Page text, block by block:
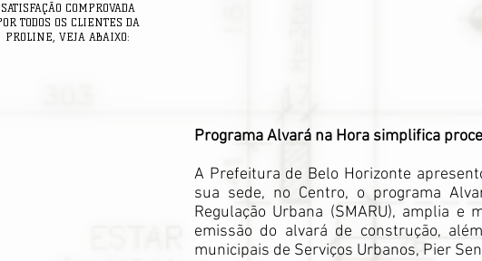
SATISFAÇÃO COMPROVADA
TODOS OS CLIENTES DA
PROLINE, VEJA ABAIXO:
Programa Alvará na Hora simplifica
A Prefeitura de Belo Horizonte
sua sede, no Centro, o programa
Regulação Urbana (SMARU), amplia
emissão do alvará de construção,
municipais de Serviços Urbanos, Pier